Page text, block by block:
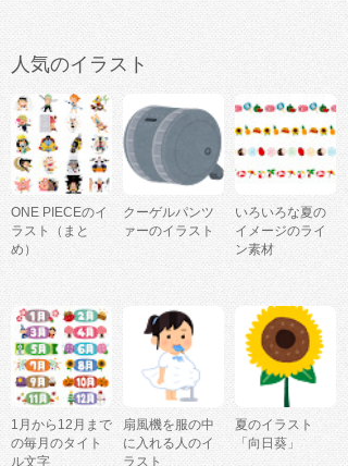
人気のイラスト
ONE PIECEのイ
ラスト（まと
め）
クーゲルパンツ
ァーのイラスト
いろいろな夏の
イメージのライ
ン素材
1月から12月まで
の毎月のタイト
ル文字
扇風機を服の中
に入れる人のイ
ラスト
夏のイラスト
「向日葵」